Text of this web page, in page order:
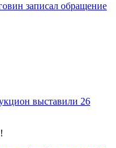
записал обращение
выставили 26